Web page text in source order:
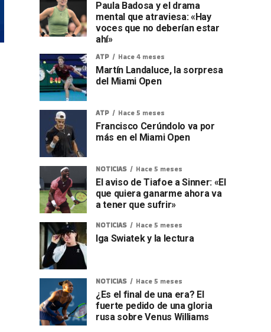
Paula Badosa y el drama
mental que atraviesa: «Hay
voces que no deberían estar
ahí»
ATP Hace 4 meses
Martín Landaluce, la sorpresa
del Miami Open
ATP Hace 5 meses
Francisco Cerúndolo va por
más en el Miami Open
NOTICIAS Hace 5 meses
El aviso de Tiafoe a Sinner: «El
que quiera ganarme ahora va
a tener que sufrir»
NOTICIAS Hace 5 meses
Iga Swiatek y la lectura
NOTICIAS Hace 5 meses
¿Es el final de una era? El
fuerte pedido de una gloria
rusa sobre Venus Williams